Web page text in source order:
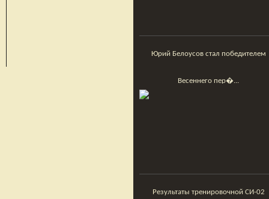
Юрий Белоусов стал победителем
Весеннего пер�...
Результаты тренировочной СИ-02